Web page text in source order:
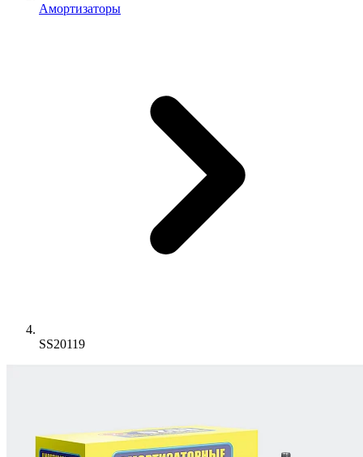
Амортизаторы
SS20119